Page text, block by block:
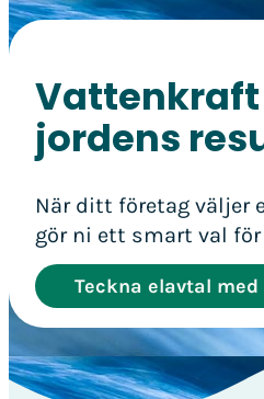
jordens
När ditt företag väljer
gör ni ett smart val
Teckna elavtal